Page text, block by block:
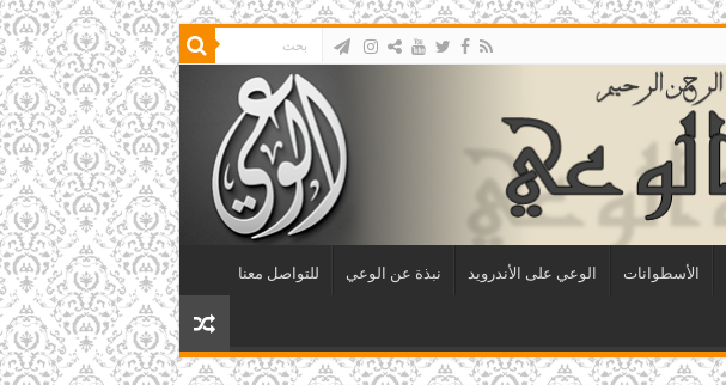
الأسطوانات الوعي على الأندرويد نبذة عن الوعي للتواصل معنا